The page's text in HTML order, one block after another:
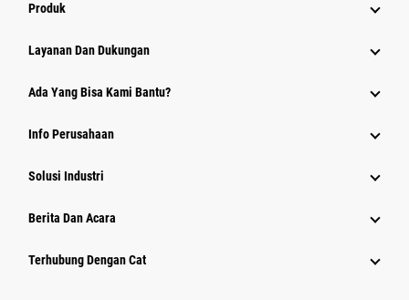
Produk
Layanan Dan Dukungan
Ada Yang Bisa Kami Bantu?
Info Perusahaan
Solusi Industri
Berita Dan Acara
Terhubung Dengan Cat